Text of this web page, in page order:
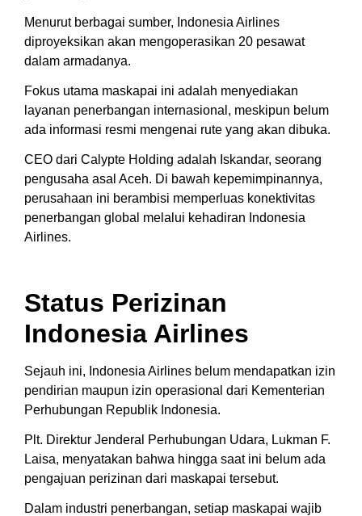
Menurut berbagai sumber, Indonesia Airlines
diproyeksikan akan mengoperasikan 20 pesawat
dalam armadanya.
Fokus utama maskapai ini adalah menyediakan
layanan penerbangan internasional, meskipun belum
ada informasi resmi mengenai rute yang akan dibuka.
CEO dari Calypte Holding adalah Iskandar, seorang
pengusaha asal Aceh. Di bawah kepemimpinannya,
perusahaan ini berambisi memperluas konektivitas
penerbangan global melalui kehadiran Indonesia
Airlines.
Status Perizinan
Indonesia Airlines
Sejauh ini, Indonesia Airlines belum mendapatkan izin
pendirian maupun izin operasional dari Kementerian
Perhubungan Republik Indonesia.
Plt. Direktur Jenderal Perhubungan Udara, Lukman F.
Laisa, menyatakan bahwa hingga saat ini belum ada
pengajuan perizinan dari maskapai tersebut.
Dalam industri penerbangan, setiap maskapai wajib